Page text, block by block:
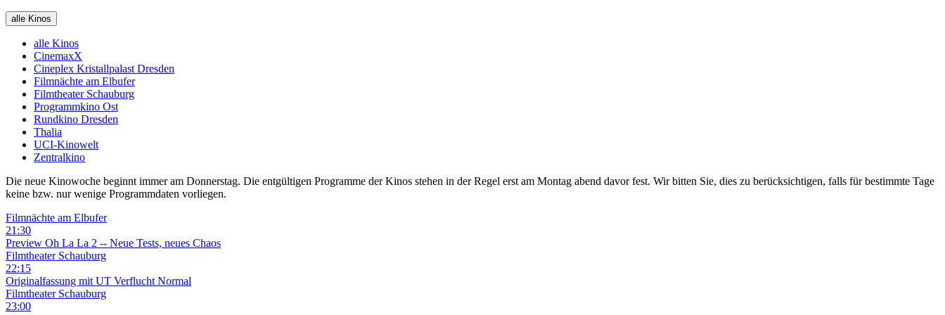
alle Kinos
alle Kinos
CinemaxX
Cineplex Kristallpalast Dresden
Filmnächte am Elbufer
Filmtheater Schauburg
Programmkino Ost
Rundkino Dresden
Thalia
UCI-Kinowelt
Zentralkino
Die neue Kinowoche beginnt immer am Donnerstag. Die entgültigen Programme der Kinos stehen in der Regel erst am Montag abend davor fest. Wir bitten Sie, dies zu berücksichtigen, falls für bestimmte Tage
keine bzw. nur wenige Programmdaten vorliegen.
Filmnächte am Elbufer
21:30
Preview Oh La La 2 -- Neue Tests, neues Chaos
Filmtheater Schauburg
22:15
Originalfassung mit UT Verflucht Normal
Filmtheater Schauburg
23:00